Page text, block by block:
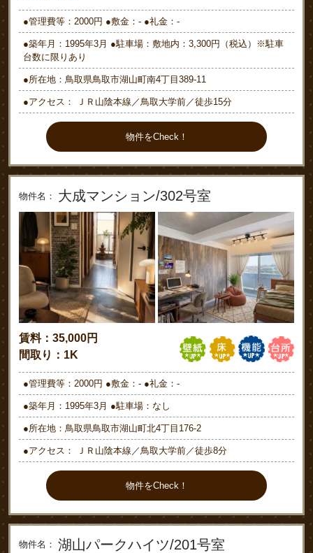
●管理費等：2000円 ●敷金：- ●礼金：-
●築年月：1995年3月 ●駐車場：敷地内：3,300円（税込）※駐車
台数に限りあり
●所在地：鳥取県鳥取市湖山町南4丁目389-11
●アクセス： ＪＲ山陰本線／鳥取大学前／徒歩15分
物件をCheck！
物件名： 大成マンション/302号室
賃料：35,000円
間取り：1K
●管理費等：2000円 ●敷金：- ●礼金：-
●築年月：1995年3月 ●駐車場：なし
●所在地：鳥取県鳥取市湖山町北4丁目176-2
●アクセス： ＪＲ山陰本線／鳥取大学前／徒歩8分
物件をCheck！
物件名： 湖山パークハイツ/201号室